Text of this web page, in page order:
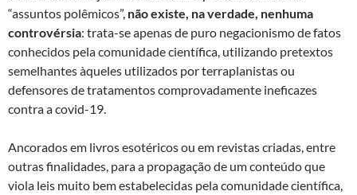
“assuntos polêmicos”, não existe, na verdade, nenhuma
controvérsia: trata-se apenas de puro negacionismo de fatos
conhecidos pela comunidade científica, utilizando pretextos
semelhantes àqueles utilizados por terraplanistas ou
defensores de tratamentos comprovadamente ineficazes
contra a covid-19.
Ancorados em livros esotéricos ou em revistas criadas, entre
outras finalidades, para a propagação de um conteúdo que
viola leis muito bem estabelecidas pela comunidade científica,